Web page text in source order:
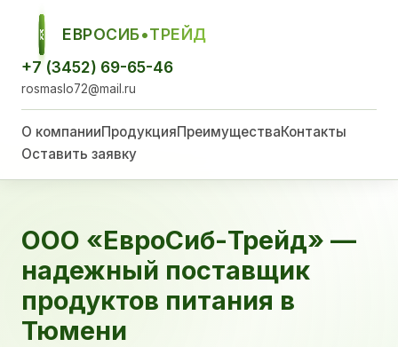
ЕСТ
ЕВРОСИБ•ТРЕЙД
+7 (3452) 69-65-46
rosmaslo72@mail.ru
О компанииПродукцияПреимуществаКонтакты
Оставить заявку
ООО «ЕвроСиб-Трейд» —
надежный поставщик
продуктов питания в
Тюмени